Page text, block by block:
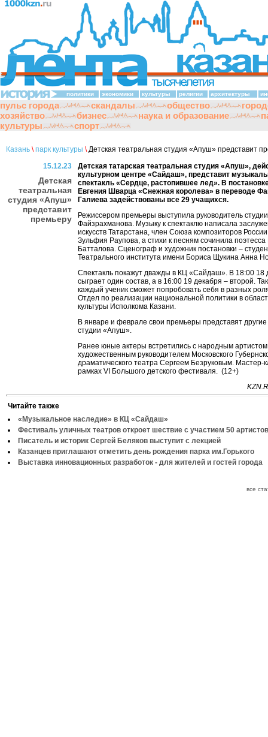
политики экономики культуры религии архитектуры
пульс города скандалы общество
хозяйство
бизнес наука и образование
культуры
спорт
Казань \ парк культуры \Детская театральная студия «Апуш» представит
15.12.23
Детская
театральная
студия «Апуш»
представит
премьеру
Детская татарская театральная студия «Апуш»,
культурном центре «Сайдаш», представит
спектакль «Сердце, растопившее лед». В
Евгения Шварца «Снежная королева» в переводе
Галиева задействованы все 29 учащихся.
Режиссером премьеры выступила руководитель
Файзрахманова. Музыку к спектаклю написала
искусств Татарстана, член Союза композиторов
Зульфия Раупова, а стихи к песням сочинила
Батталова. Сценограф и художник постановки –
Театрального института имени Бориса Щукина Анна
Спектакль покажут дважды в КЦ «Сайдаш». В 18:00 18
сыграет один состав, а в 16:00 19 декабря – второй.
каждый ученик сможет попробовать себя в разных
Отдел по реализации национальной политики в
культуры Исполкома Казани.
В январе и феврале свои премьеры представят
студии «Апуш».
Ранее юные актеры встретились с народным
художественным руководителем Московского
драматического театра Сергеем Безруковым. Мастер-
рамках VI Большого детского фестиваля. (12+)
Читайте также
«Музыкальное наследие» в КЦ «Сайдаш»
Фестиваль уличных театров откроет шествие с участием 50 артистов
Писатель и историк Сергей Беляков выступит с лекцией
Казанцев приглашают отметить день рождения парка им.Горького
Выставка инновационных разработок - для жителей и гостей города
все